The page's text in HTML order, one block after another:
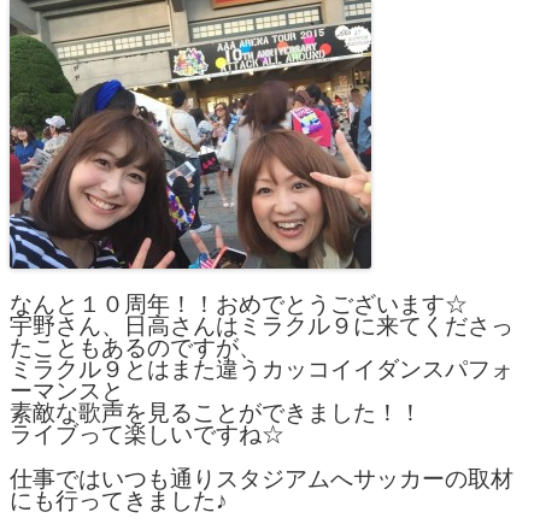
なんと１０周年！！おめでとうございます☆
宇野さん、日高さんはミラクル９に来てくださっ
たこともあるのですが、
ミラクル９とはまた違うカッコイイダンスパフォ
ーマンスと
素敵な歌声を見ることができました！！
ライブって楽しいですね☆
仕事ではいつも通りスタジアムへサッカーの取材
にも行ってきました♪